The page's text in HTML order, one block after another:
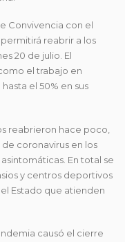
Convivencia con el
permitirá reabrir a los
20 de julio. El
el trabajo en
el 50% en sus
reabrieron hace poco,
coronavirus en los
En total se
y centros deportivos
Estado que atienden
causó el cierre